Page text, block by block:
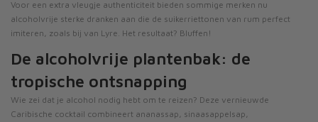
Voor een extra vleugje authenticiteit bieden sommige merken nu
alcoholvrije sterke dranken aan die de suikerriettonen van rum perfect
imiteren, zoals bij van Lyre. Het resultaat? Bluffen!
De alcoholvrije plantenbak: de
tropische ontsnapping
Wie zei dat je alcohol nodig hebt om te reizen? Deze vernieuwde
Caribische cocktail combineert ananassap, sinaasappelsap,